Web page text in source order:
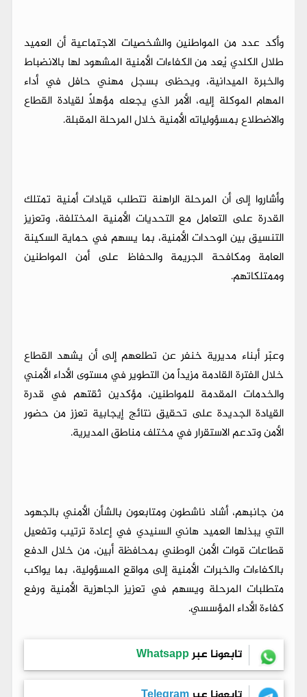
وأكد عدد من المواطنين والشخصيات الاجتماعية أن العميد
طلال الكلدي يُعد من الكفاءات الأمنية المشهود لها بالانضباط
والخبرة الميدانية، ويحظى بسجل مهني حافل في أداء
المهام الموكلة إليه، الأمر الذي يجعله مؤهلاً لقيادة القطاع
والاضطلاع بمسؤولياته الأمنية خلال المرحلة المقبلة.
وأشاروا إلى أن المرحلة الراهنة تتطلب قيادات أمنية تمتلك
القدرة على التعامل مع التحديات الأمنية المختلفة، وتعزيز
التنسيق بين الوحدات الأمنية، بما يسهم في حماية السكينة
العامة ومكافحة الجريمة والحفاظ على أمن المواطنين
وممتلكاتهم.
وعبّر أبناء مديرية خنفر عن تطلعهم إلى أن يشهد القطاع
خلال الفترة القادمة مزيداً من التطوير في مستوى الأداء الأمني
والخدمات المقدمة للمواطنين، مؤكدين ثقتهم في قدرة
القيادة الجديدة على تحقيق نتائج إيجابية تعزز من حضور
الأمن وتدعم الاستقرار في مختلف مناطق المديرية.
من جانبهم، أشاد ناشطون ومتابعون بالشأن الأمني بالجهود
التي يبذلها العميد هاني السنيدي في إعادة ترتيب وتفعيل
قطاعات قوات الأمن الوطني بمحافظة أبين، من خلال الدفع
بالكفاءات والخبرات الأمنية إلى مواقع المسؤولية، بما يواكب
متطلبات المرحلة ويسهم في تعزيز الجاهزية الأمنية ورفع
كفاءة الأداء المؤسسي.
تابعونا عبرWhatsapp